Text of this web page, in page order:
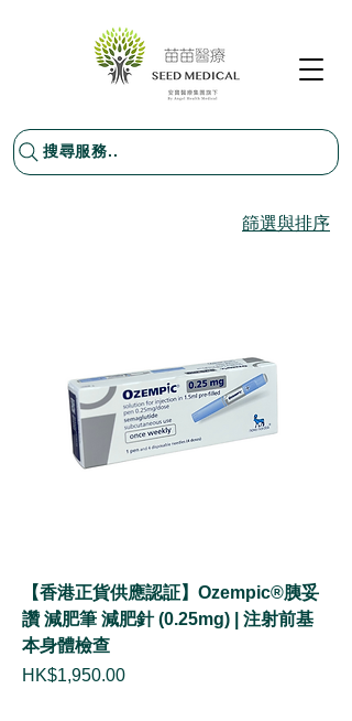
搜尋服務..
篩選與排序
【香港正貨供應認証】Ozempic®胰妥
讚 減肥筆 減肥針 (0.25mg) | 注射前基
本身體檢查
價格
HK$1,950.00